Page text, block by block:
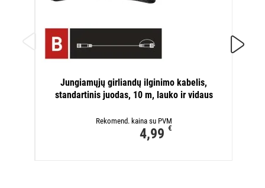
Jungiamųjų girliandų ilginimo kabelis,
standartinis juodas, 10 m, lauko ir vidaus
Rekomend. kaina su PVM
4,99 €